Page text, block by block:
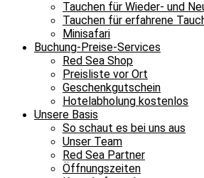
Tauchen für Wieder- und
Tauchen für erfahrene
Minisafari
Buchung-Preise-Services
Red Sea Shop
Preisliste vor Ort
Geschenkgutschein
Hotelabholung kostenlos
Unsere Basis
So schaut es bei uns aus
Unser Team
Red Sea Partner
Öffnungszeiten